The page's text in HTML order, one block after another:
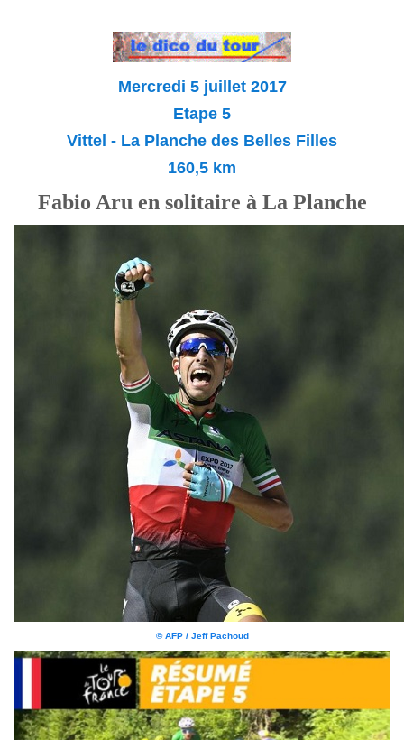
Mercredi 5 juillet 2017
Etape 5
Vittel - La Planche des Belles Filles
160,5 km
Fabio Aru en solitaire à La Planche
© AFP / Jeff Pachoud